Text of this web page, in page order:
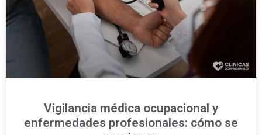
Vigilancia médica ocupacional y
enfermedades profesionales: cómo se